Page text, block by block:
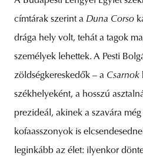
címtárak szerint a Duna Corso
drága hely volt, tehát a tagok
személyek lehettek. A Pesti
zöldségkereskedők – a Csarnok
székhelyeként, a hosszú
prezideál, akinek a szavára
kofaasszonyok is
leginkább az élet: ilyenkor